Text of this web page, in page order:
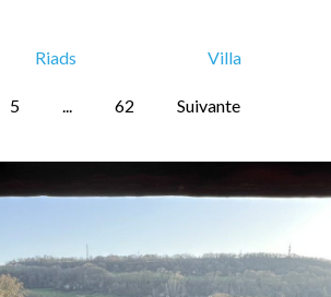
Riads Villa
5 ... 62 Suivante